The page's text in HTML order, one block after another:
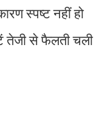
स्पष्ट नहीं हो
से फैलती चली